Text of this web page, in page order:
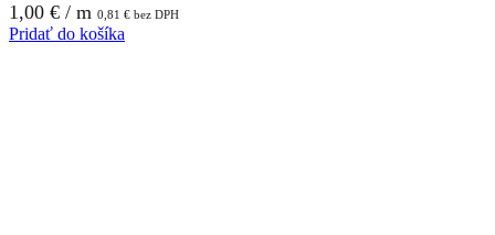
1,00 € / m 0,81 € bez DPH
Pridať do košíka